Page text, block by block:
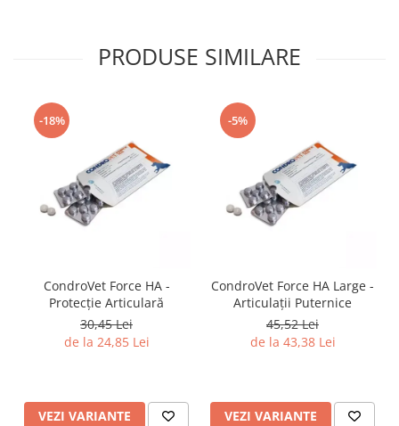
PRODUSE SIMILARE
-18%
CondroVet Force HA -
Protecție Articulară
30,45 Lei
de la 24,85 Lei
VEZI VARIANTE
-5%
CondroVet Force HA Large -
Articulații Puternice
45,52 Lei
de la 43,38 Lei
VEZI VARIANTE